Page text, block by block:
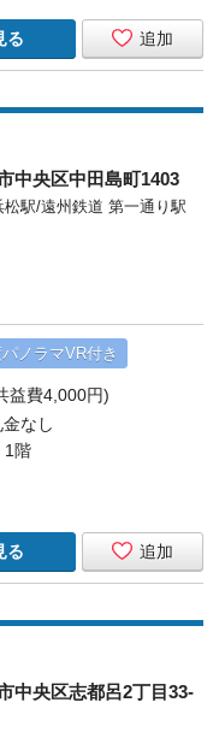
追加
る
中央区中田島町1403
松駅/遠州鉄道 第一通り駅
パノラマVR付き
益費4,000円)
金なし
1階
追加
る
中央区志都呂2丁目33-